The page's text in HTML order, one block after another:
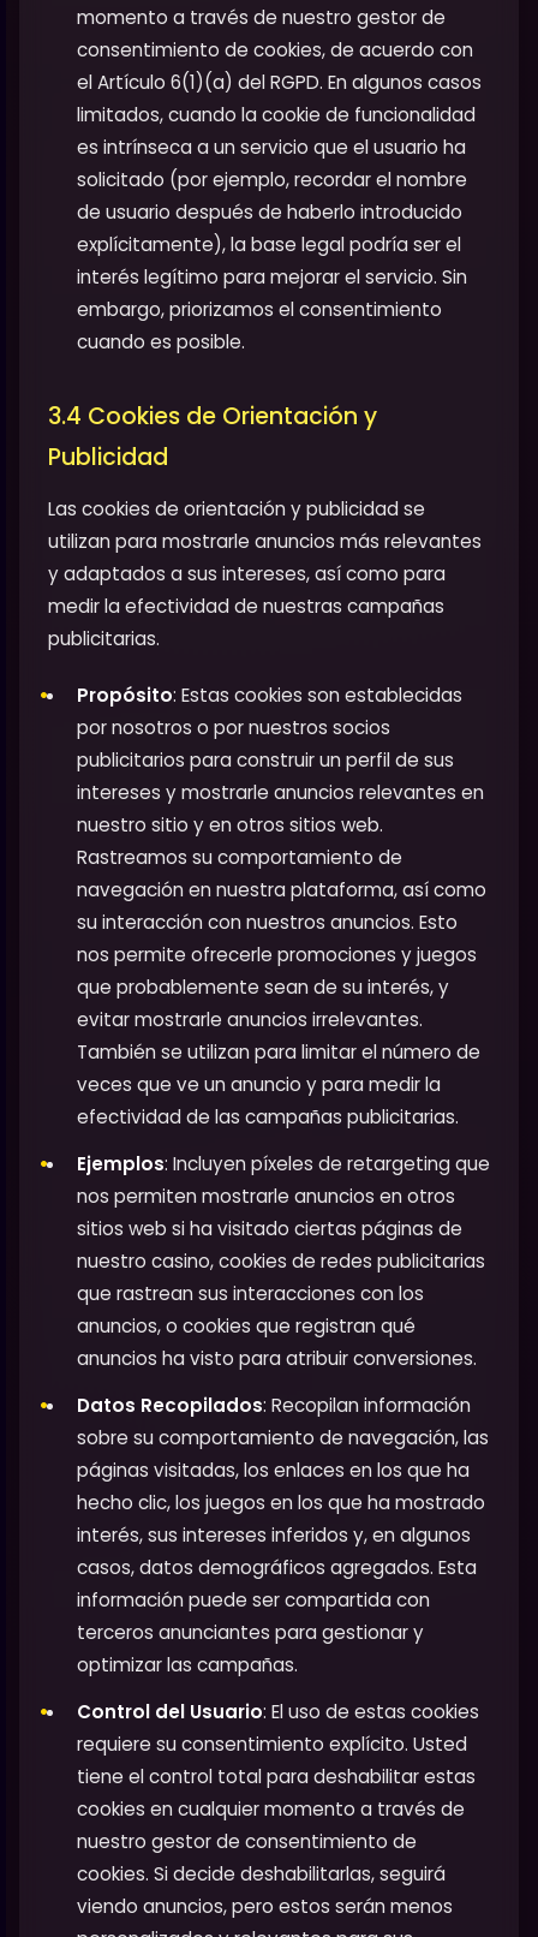
momento a través de nuestro gestor de
consentimiento de cookies, de acuerdo con
el Artículo 6(1)(a) del RGPD. En algunos casos
limitados, cuando la cookie de funcionalidad
es intrínseca a un servicio que el usuario ha
solicitado (por ejemplo, recordar el nombre
de usuario después de haberlo introducido
explícitamente), la base legal podría ser el
interés legítimo para mejorar el servicio. Sin
embargo, priorizamos el consentimiento
cuando es posible.
3.4 Cookies de Orientación y
Publicidad
Las cookies de orientación y publicidad se
utilizan para mostrarle anuncios más relevantes
y adaptados a sus intereses, así como para
medir la efectividad de nuestras campañas
publicitarias.
Propósito: Estas cookies son establecidas
por nosotros o por nuestros socios
publicitarios para construir un perfil de sus
intereses y mostrarle anuncios relevantes en
nuestro sitio y en otros sitios web.
Rastreamos su comportamiento de
navegación en nuestra plataforma, así como
su interacción con nuestros anuncios. Esto
nos permite ofrecerle promociones y juegos
que probablemente sean de su interés, y
evitar mostrarle anuncios irrelevantes.
También se utilizan para limitar el número de
veces que ve un anuncio y para medir la
efectividad de las campañas publicitarias.
Ejemplos: Incluyen píxeles de retargeting que
nos permiten mostrarle anuncios en otros
sitios web si ha visitado ciertas páginas de
nuestro casino, cookies de redes publicitarias
que rastrean sus interacciones con los
anuncios, o cookies que registran qué
anuncios ha visto para atribuir conversiones.
Datos Recopilados: Recopilan información
sobre su comportamiento de navegación, las
páginas visitadas, los enlaces en los que ha
hecho clic, los juegos en los que ha mostrado
interés, sus intereses inferidos y, en algunos
casos, datos demográficos agregados. Esta
información puede ser compartida con
terceros anunciantes para gestionar y
optimizar las campañas.
Control del Usuario: El uso de estas cookies
requiere su consentimiento explícito. Usted
tiene el control total para deshabilitar estas
cookies en cualquier momento a través de
nuestro gestor de consentimiento de
cookies. Si decide deshabilitarlas, seguirá
viendo anuncios, pero estos serán menos